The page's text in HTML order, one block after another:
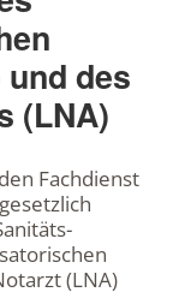
des
(LNA)
Fachdienst
(LNA)